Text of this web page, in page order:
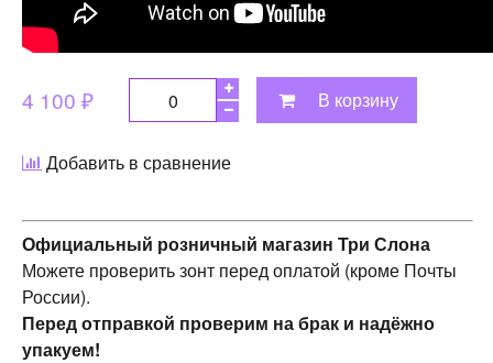
4 100 ₽ В корзину
Добавить в сравнение
Официальный розничный магазин Три Слона
Можете проверить зонт перед оплатой (кроме Почты
России).
Перед отправкой проверим на брак и надёжно
упакуем!